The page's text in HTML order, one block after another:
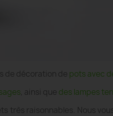
de décoration de pots avec
, ainsi que des lampes
très raisonnables. Nous